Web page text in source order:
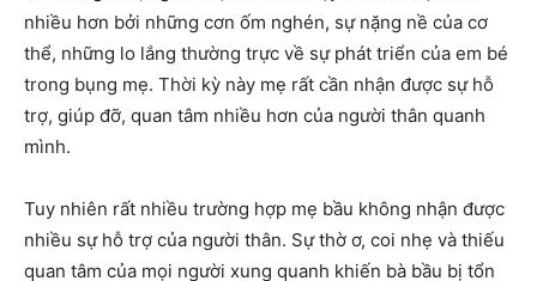
nhiều hơn bởi những cơn ốm nghén, sự nặng nề của cơ
thể, những lo lắng thường trực về sự phát triển của em bé
trong bụng mẹ. Thời kỳ này mẹ rất cần nhận được sự hỗ
trợ, giúp đỡ, quan tâm nhiều hơn của người thân quanh
mình.
Tuy nhiên rất nhiều trường hợp mẹ bầu không nhận được
nhiều sự hỗ trợ của người thân. Sự thờ ơ, coi nhẹ và thiếu
quan tâm của mọi người xung quanh khiến bà bầu bị tổn